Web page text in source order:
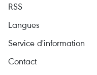
RSS
Langues
Service d'information
Contact